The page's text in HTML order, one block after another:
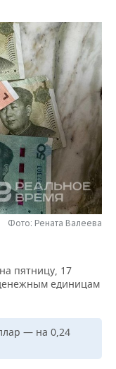
Фото: Рената Валеева
пятницу, 17
единицам
— на 0,24